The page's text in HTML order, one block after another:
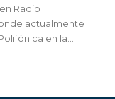
Radio
actualmente
en la...